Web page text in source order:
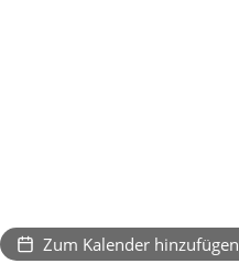
Zum Kalender hinzufügen